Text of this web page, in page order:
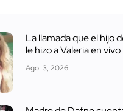
La llamada que el hijo
le hizo a Valeria en vivo
Ago. 3, 2026